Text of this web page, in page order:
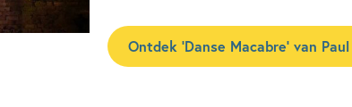
Ontdek ‘Danse Macabre’ van